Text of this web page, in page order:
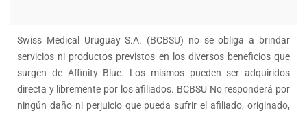
Swiss Medical Uruguay S.A. (BCBSU) no se obliga a brindar
servicios ni productos previstos en los diversos beneficios que
surgen de Affinity Blue. Los mismos pueden ser adquiridos
directa y libremente por los afiliados. BCBSU No responderá por
ningún daño ni perjuicio que pueda sufrir el afiliado, originado,